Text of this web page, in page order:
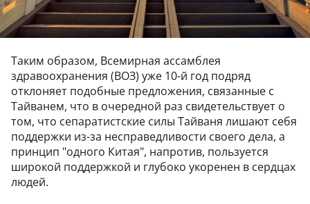
Таким образом, Всемирная ассамблея
здравоохранения (ВОЗ) уже 10-й год подряд
отклоняет подобные предложения, связанные с
Тайванем, что в очередной раз свидетельствует о
том, что сепаратистские силы Тайваня лишают себя
поддержки из-за несправедливости своего дела, а
принцип "одного Китая", напротив, пользуется
широкой поддержкой и глубоко укоренен в сердцах
людей.